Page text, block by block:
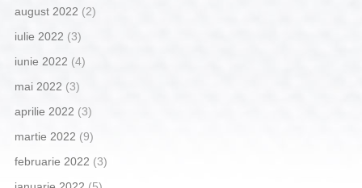
august 2022 (2)
iulie 2022 (3)
iunie 2022 (4)
mai 2022 (3)
aprilie 2022 (3)
martie 2022 (9)
februarie 2022 (3)